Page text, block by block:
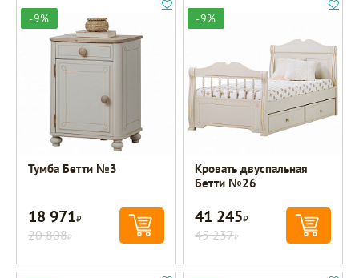
-9%
Тумба Бетти №3
18 971Р
20 808Р
-9%
Кровать двуспальная
Бетти №26
41 245Р
45 237Р